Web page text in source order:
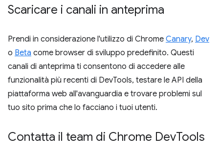
Scaricare i canali in anteprima
Prendi in considerazione l'utilizzo di Chrome Canary, Dev
o Beta come browser di sviluppo predefinito. Questi
canali di anteprima ti consentono di accedere alle
funzionalità più recenti di DevTools, testare le API della
piattaforma web all'avanguardia e trovare problemi sul
tuo sito prima che lo facciano i tuoi utenti.
Contatta il team di Chrome DevTools